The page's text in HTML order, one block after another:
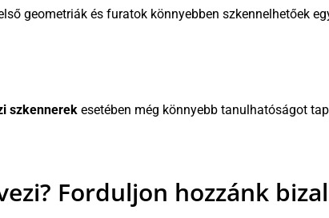
geometriák és furatok könnyebben szkennelhetőek
szkennerek esetében még könnyebb tanulhatóságot
Forduljon hozzánk